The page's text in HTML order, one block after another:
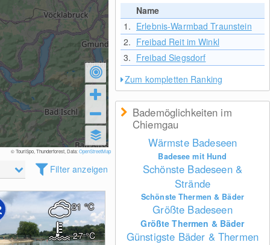
© TouriSpo, Thunderforest, Data:OpenStreetMap
Filter anzeigen
21°C
27°C
Name
1. Erlebnis-Warmbad Traunstein
2. Freibad Reit im Winkl
3. Freibad Siegsdorf
Zum kompletten Ranking
Bademöglichkeiten im
Chiemgau
Wärmste Badeseen
Badesee mit Hund
Schönste Badeseen &
Strände
Schönste Thermen & Bäder
Größte Badeseen
Größte Thermen & Bäder
Günstigste Bäder & Thermen